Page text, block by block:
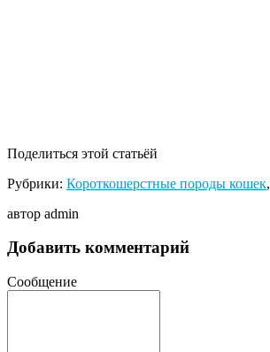
Поделиться этой статьёй
Рубрики: Короткошерстные породы кошек,
автор admin
Добавить комментарий
Сообщение